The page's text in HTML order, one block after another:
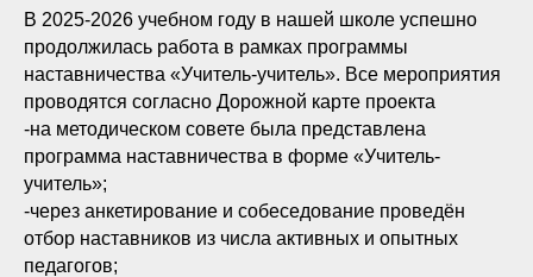
В 2025-2026 учебном году в нашей школе успешно
продолжилась работа в рамках программы
наставничества «Учитель-учитель». Все мероприятия
проводятся согласно Дорожной карте проекта
-на методическом совете была представлена
программа наставничества в форме «Учитель-
учитель»;
-через анкетирование и собеседование проведён
отбор наставников из числа активных и опытных
педагогов;